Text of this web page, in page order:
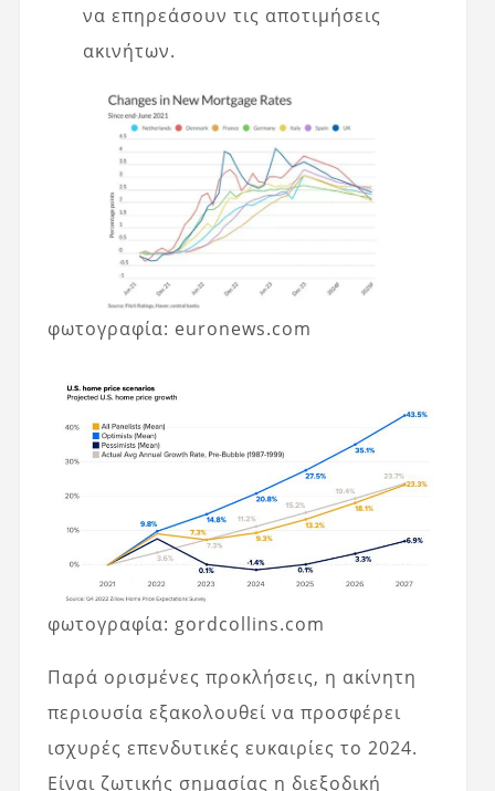
να επηρεάσουν τις αποτιμήσεις
ακινήτων.
φωτογραφία: euronews.com
φωτογραφία: gordcollins.com
Παρά ορισμένες προκλήσεις, η ακίνητη
περιουσία εξακολουθεί να προσφέρει
ισχυρές επενδυτικές ευκαιρίες το 2024.
Είναι ζωτικής σημασίας η διεξοδική